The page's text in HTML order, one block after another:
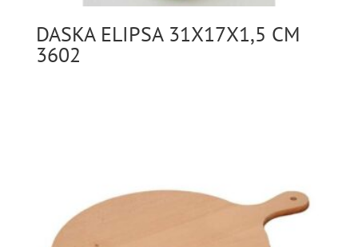
DASKA ELIPSA 31X17X1,5 CM
3602